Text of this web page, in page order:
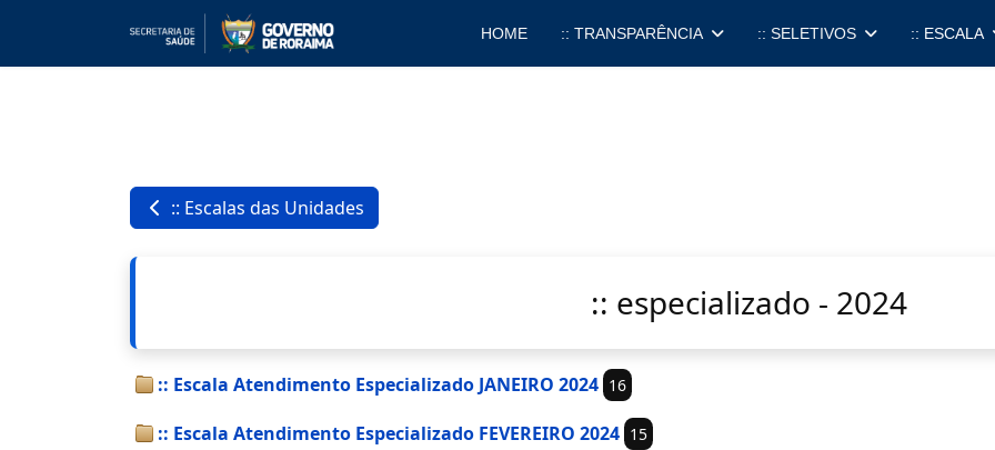
HOME :: TRANSPARÊNCIA :: SELETIVOS :: ESCALA
:: Escalas das Unidades
:: especializado - 2024
:: Escala Atendimento Especializado JANEIRO 2024 16
:: Escala Atendimento Especializado FEVEREIRO 2024 15